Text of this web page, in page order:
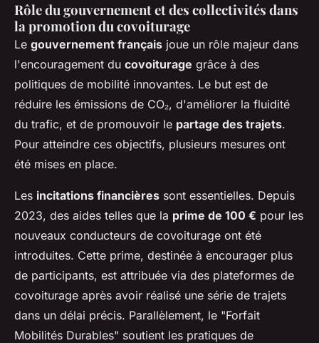
Rôle du gouvernement et des collectivités dans
la promotion du covoiturage
Le gouvernement français joue un rôle majeur dans
l'encouragement du covoiturage grâce à des
politiques de mobilité innovantes. Le but est de
réduire les émissions de CO₂, d'améliorer la fluidité
du trafic, et de promouvoir le partage des trajets.
Pour atteindre ces objectifs, plusieurs mesures ont
été mises en place.
Les incitations financières sont essentielles. Depuis
2023, des aides telles que la prime de 100 € pour les
nouveaux conducteurs de covoiturage ont été
introduites. Cette prime, destinée à encourager plus
de participants, est attribuée via des plateformes de
covoiturage après avoir réalisé une série de trajets
dans un délai précis. Parallèlement, le "Forfait
Mobilités Durables" soutient les pratiques de